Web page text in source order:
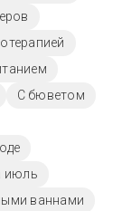
С бюветом
июль
ваннами